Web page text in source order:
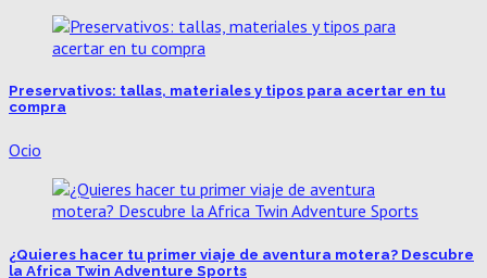
Preservativos: tallas, materiales y tipos para acertar en tu
compra
Ocio
¿Quieres hacer tu primer viaje de aventura motera? Descubre
la Africa Twin Adventure Sports